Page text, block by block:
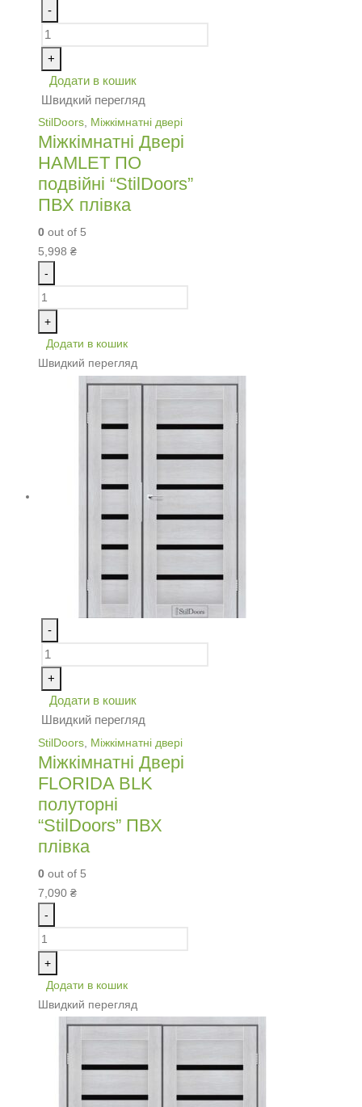
-
+
Додати в кошик
Швидкий перегляд
StilDoors, Міжкімнатні двері
Міжкімнатні Двері
HAMLET ПО
подвійні “StilDoors”
ПВХ плівка
0 out of 5
5,998 ₴
-
+
Додати в кошик
Швидкий перегляд
-
+
Додати в кошик
Швидкий перегляд
StilDoors Міжкімнатні двері
Міжкімнатні Двері
FLORIDA BLK
полуторні
“StilDoors” ПВХ
плівка
0 out of 5
7,090 ₴
-
+
Додати в кошик
Швидкий перегляд